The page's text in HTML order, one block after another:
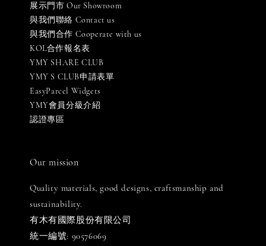
展示門市 Our Showroom
與我們聯絡 Contact us
與我們合作 Cooperate with us
KOL合作報名表
YMY SHARE CLUB
YMY S CLUB申請表單
EasyParcel Widgets
YMY會員分級介紹
認證專區
Our mission
Quality materials, good designs, craftsmanship and
sustainability.
有木有國際股份有限公司
統一編號: 90576069